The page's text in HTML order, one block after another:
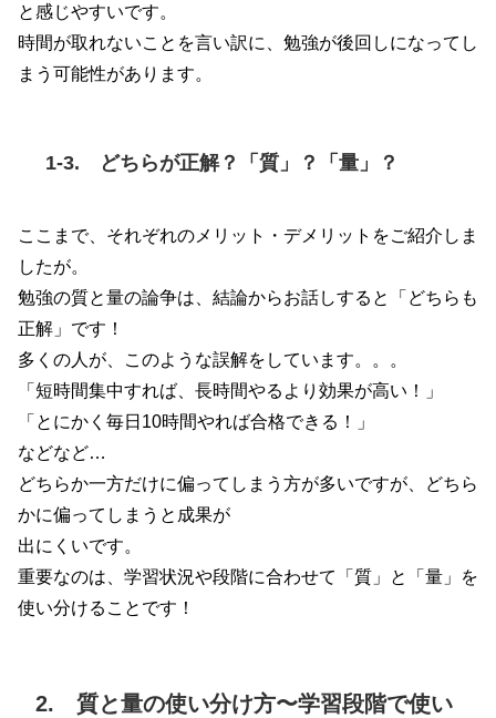
と感じやすいです。
時間が取れないことを言い訳に、勉強が後回しになってし
まう可能性があります。
1-3. どちらが正解？「質」？「量」？
ここまで、それぞれのメリット・デメリットをご紹介しま
したが。
勉強の質と量の論争は、結論からお話しすると「どちらも
正解」です！
多くの人が、このような誤解をしています。。。
「短時間集中すれば、長時間やるより効果が高い！」
「とにかく毎日10時間やれば合格できる！」
などなど…
どちらか一方だけに偏ってしまう方が多いですが、どちら
かに偏ってしまうと成果が
出にくいです。
重要なのは、学習状況や段階に合わせて「質」と「量」を
使い分けることです！
2. 質と量の使い分け方〜学習段階で使い